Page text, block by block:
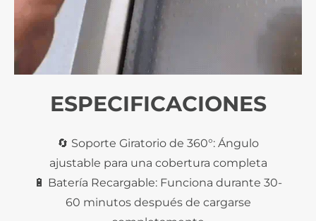
ESPECIFICACIONES
🔄 Soporte Giratorio de 360°: Ángulo
ajustable para una cobertura completa
🔋 Batería Recargable: Funciona durante 30-
60 minutos después de cargarse